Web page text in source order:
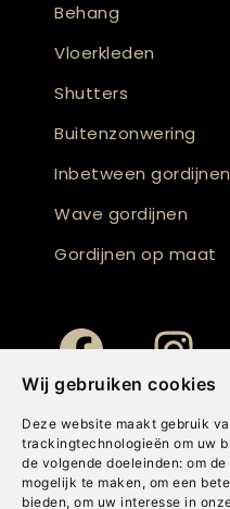
Wij gebruiken cookies
Deze website maakt gebruik
trackingtechnologieën om uw
de volgende doeleinden: om
mogelijk te maken , om een
bieden, om uw interesse in
Behang
Vloerkleden
Shutters
Buitenzonwering
Inbetween gordijnen
Wave gordijnen
Gordijnen op maat